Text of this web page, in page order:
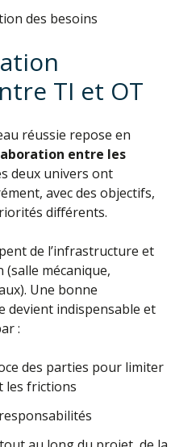
des besoins
TI et OT
réussie repose en
entre les
deux univers ont
avec des objectifs,
différents.
de l’infrastructure et
(salle mécanique,
Une bonne
devient indispensable et
:
des parties pour limiter
les frictions